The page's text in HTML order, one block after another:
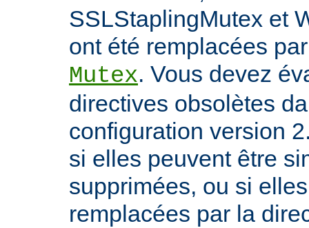
SSLStaplingMutex et
ont été remplacées
Mutex. Vous devez
directives obsolètes
configuration version
si elles peuvent être
supprimées, ou si
remplacées par la